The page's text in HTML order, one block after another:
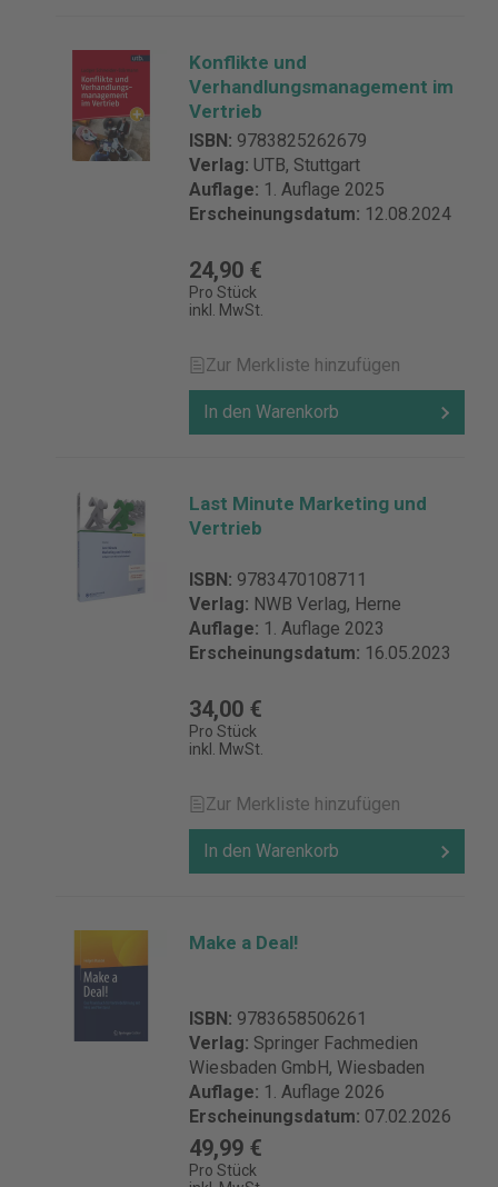
Konflikte und
Verhandlungsmanagement im
Vertrieb
ISBN: 9783825262679
Verlag: UTB, Stuttgart
Auflage: 1. Auflage 2025
Erscheinungsdatum: 12.08.2024
24,90 €
Pro Stück
inkl. MwSt.
Zur Merkliste hinzufügen
In den Warenkorb
Last Minute Marketing und
Vertrieb
ISBN: 9783470108711
Verlag: NWB Verlag, Herne
Auflage: 1. Auflage 2023
Erscheinungsdatum: 16.05.2023
34,00 €
Pro Stück
inkl. MwSt.
Zur Merkliste hinzufügen
In den Warenkorb
Make a Deal!
ISBN: 9783658506261
Verlag: Springer Fachmedien
Wiesbaden GmbH, Wiesbaden
Auflage: 1. Auflage 2026
Erscheinungsdatum: 07.02.2026
49,99 €
Pro Stück